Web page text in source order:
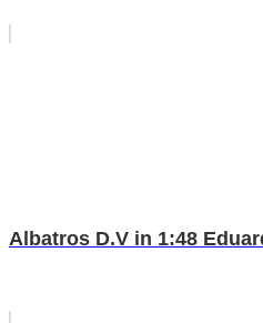
Albatros D.V in 1:48